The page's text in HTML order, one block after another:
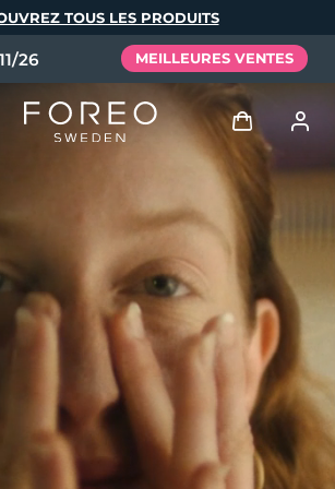
TOUS LES PRODUITS
26 MEILLEURES VENTES
Se connecter
Profil de l'utilisateur
Mes appareils
Mes commandes
Mes adresses
Mes abonnements
Tech Elixir
Set
Deutsch
Español
Italiano
Português
Русский
简体中文 繁體中文